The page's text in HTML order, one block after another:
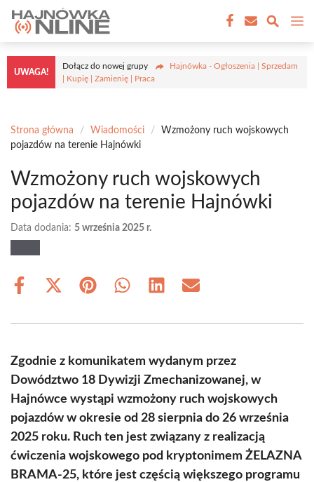
Przejdź
treści
UWAGA!
Dołącz do nowej grupy
Hajnówka - Ogłoszenia | Sprzedam
| Kupię | Zamienię | Praca
Strona główna / Wiadomości /
Wzmożony ruch wojskowych
pojazdów na terenie Hajnówki
Wzmożony ruch wojskowych
pojazdów na terenie Hajnówki
Data dodania: 5 września 2025 r.
Share
Share
(Twitter)
Share Share Share Share
Zgodnie z komunikatem wydanym przez
Dowództwo 18 Dywizji Zmechanizowanej, w
Hajnówce wystąpi wzmożony ruch wojskowych
pojazdów w okresie od 28 sierpnia do 26 września
2025 roku. Ruch ten jest związany z realizacją
ćwiczenia wojskowego pod kryptonimem ŻELAZNA
BRAMA-25, które jest częścią większego programu